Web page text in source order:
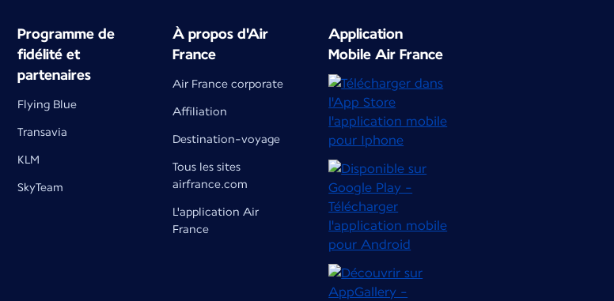
Programme de
fidélité et
partenaires
Flying Blue
Transavia
KLM
SkyTeam
À propos d'Air
France
Air France corporate
Affiliation
Destination-voyage
Tous les sites
airfrance.com
L'application Air
France
Application
Mobile Air France